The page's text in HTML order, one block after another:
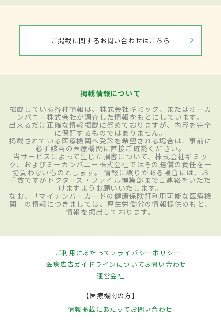
ご掲載に関するお問い合わせはこちら
掲載情報について
掲載している各種情報は、株式会社ギミック、またはミーカ
ンパニー株式会社が調査した情報をもとにしています。
出来るだけ正確な情報掲載に努めておりますが、内容を完全
に保証するものではありません。
掲載されている医療機関へ受診を希望される場合は、事前に
必ず該当の医療機関に直接ご確認ください。
当サービスによって生じた損害について、株式会社ギミッ
ク、およびミーカンパニー株式会社ではその賠償の責任を一
切負わないものとします。 情報に誤りがある場合には、お
手数ですがドクターズ・ファイル編集部までご連絡をいただ
けますようお願いいたします。
なお、「マイナンバーカードの健康保険証利用可能な医療機
関」の情報につきましては、厚生労働省の情報提供のもと、
情報を掲出しております。
ご利用にあたってプライバシーポリシー
医療広告ガイドラインについてお問い合わせ
運営会社
【医療機関の方】
情報掲載にあたって お問い合わせ